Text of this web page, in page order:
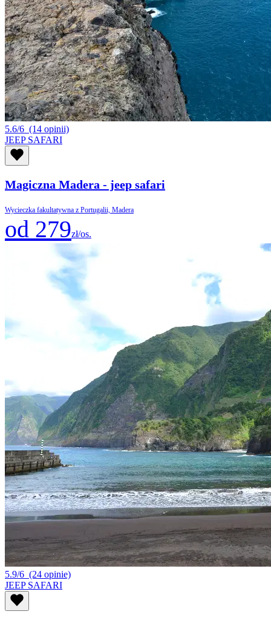
5.6/6 (14 opinii)
JEEP SAFARI
Magiczna Madera - jeep safari
Wycieczka fakultatywna z Portugalii, Madera
od 279zł/os.
5.9/6 (24 opinie)
JEEP SAFARI